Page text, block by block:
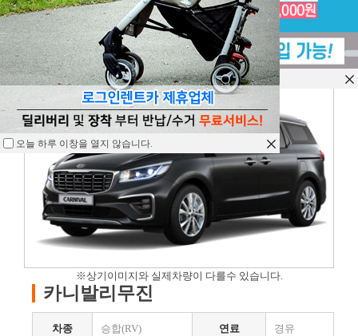
렌트카 예약하기
※상기이미지와 실제차량이 다를수 있습니다.
카니발리무진
차종 승합(RV) 연료 경유
오늘 하루 이창을 열지 않습니다.
오늘 하루 이창을 열지 않습니다.
오늘 하루 이창을 열지 않습니다.